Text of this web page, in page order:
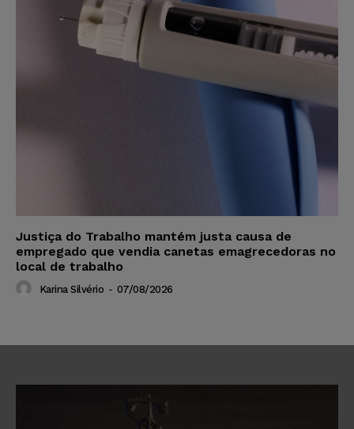
Justiça do Trabalho mantém justa causa de
empregado que vendia canetas emagrecedoras no
local de trabalho
Karina Silvério - 07/08/2026